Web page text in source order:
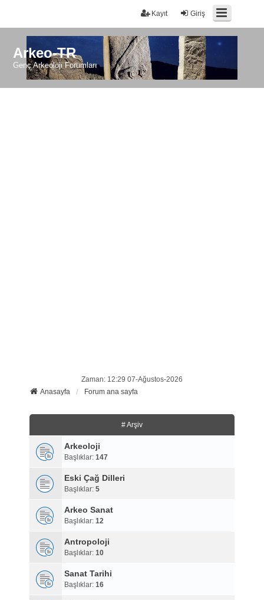
Giriş
Kayıt
Arkeo-TR
Genç Arkeoloji Forumları
Zaman: 12:29 07-Ağustos-2026
Anasayfa
Forum ana sayfa
# Arşiv
Arkeoloji
Başlıklar: 147
Eski Çağ Dilleri
Başlıklar: 5
Arkeo Sanat
Başlıklar: 12
Antropoloji
Başlıklar: 10
Sanat Tarihi
Başlıklar: 16